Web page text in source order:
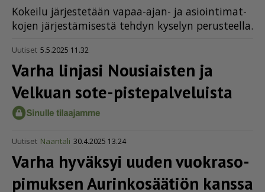
Ko­kei­lu jär­jes­te­tään va­paa-ajan- ja asi­oin­ti­mat­
ko­jen jär­jes­tä­mi­ses­tä teh­dyn ky­se­lyn pe­rus­teel­la.
Uutiset 5.5.2025 11.32
Varha linjasi Nousiaisten ja
Velkuan sote-piste­pal­ve­luista
Uutiset Naantali 30.4.2025 13.24
Varha hyväksyi uuden vuokra­so­
pi­muksen Aurinkosäätiön kanssa